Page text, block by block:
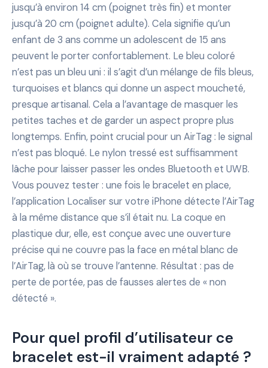
jusqu’à environ 14 cm (poignet très fin) et monter
jusqu’à 20 cm (poignet adulte). Cela signifie qu’un
enfant de 3 ans comme un adolescent de 15 ans
peuvent le porter confortablement. Le bleu coloré
n’est pas un bleu uni : il s’agit d’un mélange de fils bleus,
turquoises et blancs qui donne un aspect moucheté,
presque artisanal. Cela a l’avantage de masquer les
petites taches et de garder un aspect propre plus
longtemps. Enfin, point crucial pour un AirTag : le signal
n’est pas bloqué. Le nylon tressé est suffisamment
lâche pour laisser passer les ondes Bluetooth et UWB.
Vous pouvez tester : une fois le bracelet en place,
l’application Localiser sur votre iPhone détecte l’AirTag
à la même distance que s’il était nu. La coque en
plastique dur, elle, est conçue avec une ouverture
précise qui ne couvre pas la face en métal blanc de
l’AirTag, là où se trouve l’antenne. Résultat : pas de
perte de portée, pas de fausses alertes de « non
détecté ».
Pour quel profil d’utilisateur ce
bracelet est-il vraiment adapté ?